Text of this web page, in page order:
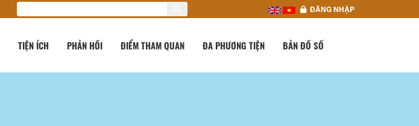
ĐĂNG NHẬP
TIỆN ÍCH PHẢN HỒI ĐIỂM THAM QUAN ĐA PHƯƠNG TIỆN BẢN ĐỒ SỐ